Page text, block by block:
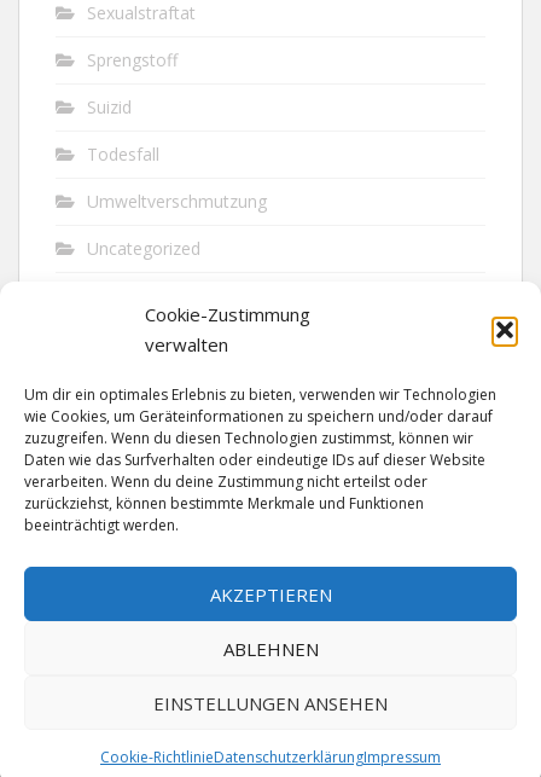
Cookie-Zustimmung
verwalten
Um dir ein optimales Erlebnis zu bieten, verwenden wir Technologien
wie Cookies, um Geräteinformationen zu speichern und/oder darauf
zuzugreifen. Wenn du diesen Technologien zustimmst, können wir
Daten wie das Surfverhalten oder eindeutige IDs auf dieser Website
verarbeiten. Wenn du deine Zustimmung nicht erteilst oder
zurückziehst, können bestimmte Merkmale und Funktionen
beeinträchtigt werden.
AKZEPTIEREN
ABLEHNEN
EINSTELLUNGEN ANSEHEN
Cookie-RichtlinieDatenschutzerklärungImpressum
Sexualstraftat
Sprengstoff
Suizid
Todesfall
Umweltverschmutzung
Uncategorized
Vandalismus
Verkehr
Verkehrsunfall
Vermisst
Waffen
MADE SINCE 1999 WITH ♥ BYABELNET| POWERED BYNADV